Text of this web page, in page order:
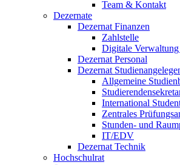
Team & Kontakt
Dezernate
Dezernat Finanzen
Zahlstelle
Digitale
Dezernat Personal
Dezernat
Allgemeine
International
Zentrales
Stunden- und
IT/EDV
Dezernat Technik
Hochschulrat